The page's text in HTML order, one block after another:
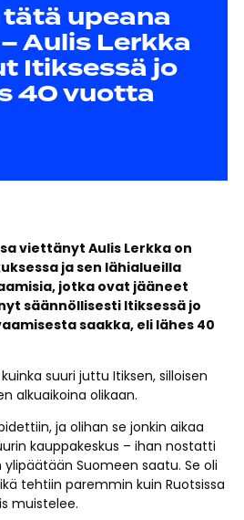
tätä upeana
Aulis Lerkka
Itiksessä jo
40 vuotta
viettänyt Aulis Lerkka on
ja sen lähialueilla
jotka ovat jääneet
säännöllisesti Itiksessä jo
saakka, eli lähes 40
suuri juttu Itiksen, silloisen
alkuaikoina olikaan.
ja olihan se jonkin aikaa
kauppakeskus – ihan nostatti
Suomeen saatu. Se oli
tehtiin paremmin kuin Ruotsissa
muistelee.